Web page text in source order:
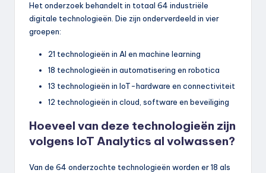
Het onderzoek behandelt in totaal 64 industriële
digitale technologieën. Die zijn onderverdeeld in vier
groepen:
21 technologieën in AI en machine learning
18 technologieën in automatisering en robotica
13 technologieën in IoT-hardware en connectiviteit
12 technologieën in cloud, software en beveiliging
Hoeveel van deze technologieën zijn
volgens IoT Analytics al volwassen?
Van de 64 onderzochte technologieën worden er 18 als